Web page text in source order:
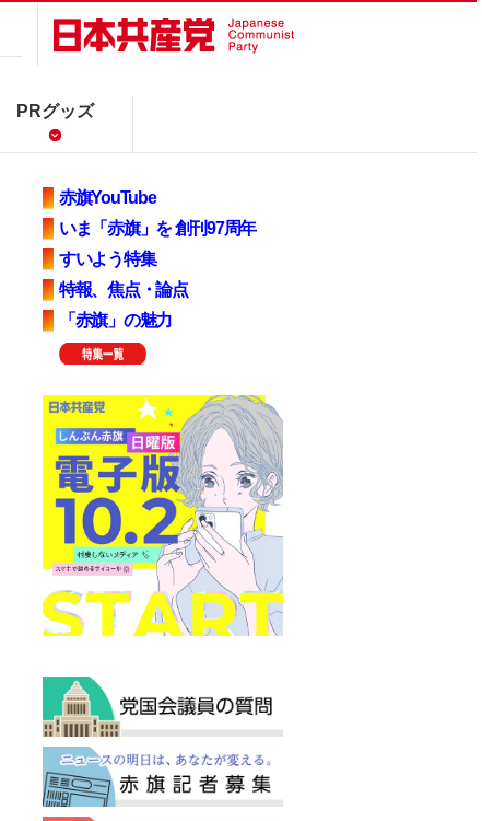
PRグッズ
赤旗YouTube
いま「赤旗」を 創刊97周年
すいよう特集
特報、焦点・論点
「赤旗」の魅力